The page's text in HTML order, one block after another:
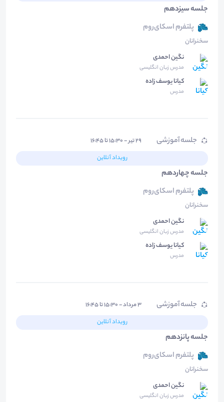
جلسه سیزدهم
پلتفرم اسکای‌روم
سخنرانان
نگین احمدی
مدرس زبان انگلیسی
کیانا یوسف زاده
مدرس
جلسه آموزشی
۲۹ تیر - ۱۵:۳۰ تا ۱۶:۴۵
رویداد آنلاین
جلسه چهاردهم
پلتفرم اسکای‌روم
سخنرانان
نگین احمدی
مدرس زبان انگلیسی
کیانا یوسف زاده
مدرس
جلسه آموزشی
۳ مرداد - ۱۵:۳۰ تا ۱۶:۴۵
رویداد آنلاین
جلسه پانزدهم
پلتفرم اسکای‌روم
سخنرانان
نگین احمدی
مدرس زبان انگلیسی